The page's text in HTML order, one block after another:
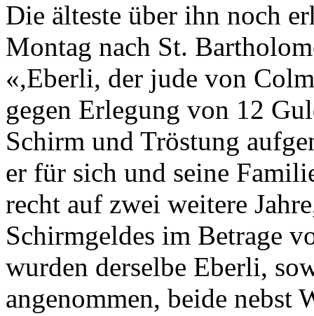
Die älteste über ihn noch
Montag nach St.
«,Eberli, der jude von
gegen Erlegung von 12
Schirm und Tröstung
er für sich und seine
recht auf zwei weitere
Schirmgeldes im Betrage
wurden derselbe Eberli,
angenommen, beide nebst